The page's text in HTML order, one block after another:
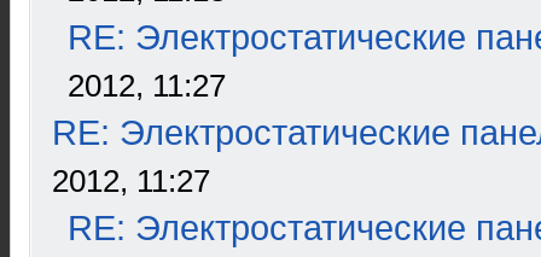
RE: Электростатические
2012, 11:27
RE: Электростатические
2012, 11:27
RE: Электростатические